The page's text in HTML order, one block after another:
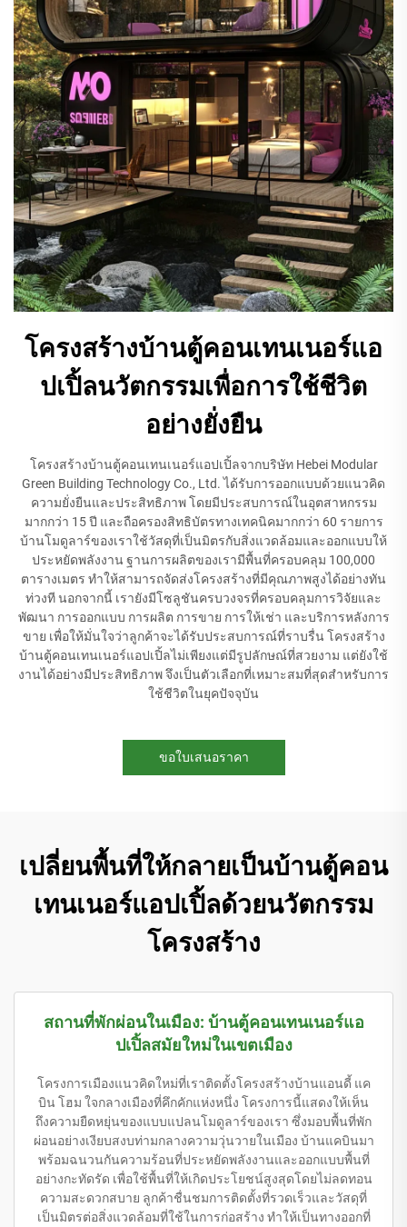
โครงสร้างบ้านตู้คอนเทนเนอร์แอ
ปเปิ้ลนวัตกรรมเพื่อการใช้ชีวิต
อย่างยั่งยืน
โครงสร้างบ้านตู้คอนเทนเนอร์แอปเปิ้ลจากบริษัท Hebei Modular
Green Building Technology Co., Ltd. ได้รับการออกแบบด้วยแนวคิด
ความยั่งยืนและประสิทธิภาพ โดยมีประสบการณ์ในอุตสาหกรรม
มากกว่า 15 ปี และถือครองสิทธิบัตรทางเทคนิคมากกว่า 60 รายการ
บ้านโมดูลาร์ของเราใช้วัสดุที่เป็นมิตรกับสิ่งแวดล้อมและออกแบบให้
ประหยัดพลังงาน ฐานการผลิตของเรามีพื้นที่ครอบคลุม 100,000
ตารางเมตร ทำให้สามารถจัดส่งโครงสร้างที่มีคุณภาพสูงได้อย่างทัน
ท่วงที นอกจากนี้ เรายังมีโซลูชันครบวงจรที่ครอบคลุมการวิจัยและ
พัฒนา การออกแบบ การผลิต การขาย การให้เช่า และบริการหลังการ
ขาย เพื่อให้มั่นใจว่าลูกค้าจะได้รับประสบการณ์ที่ราบรื่น โครงสร้าง
บ้านตู้คอนเทนเนอร์แอปเปิ้ลไม่เพียงแต่มีรูปลักษณ์ที่สวยงาม แต่ยังใช้
งานได้อย่างมีประสิทธิภาพ จึงเป็นตัวเลือกที่เหมาะสมที่สุดสำหรับการ
ใช้ชีวิตในยุคปัจจุบัน
ขอใบเสนอราคา
เปลี่ยนพื้นที่ให้กลายเป็นบ้านตู้คอน
เทนเนอร์แอปเปิ้ลด้วยนวัตกรรม
โครงสร้าง
สถานที่พักผ่อนในเมือง: บ้านตู้คอนเทนเนอร์แอ
ปเปิ้ลสมัยใหม่ในเขตเมือง
โครงการเมืองแนวคิดใหม่ที่เราติดตั้งโครงสร้างบ้านแอนดี้ แค
บิน โฮม ใจกลางเมืองที่คึกคักแห่งหนึ่ง โครงการนี้แสดงให้เห็น
ถึงความยืดหยุ่นของแบบแปลนโมดูลาร์ของเรา ซึ่งมอบพื้นที่พัก
ผ่อนอย่างเงียบสงบท่ามกลางความวุ่นวายในเมือง บ้านแคบินมา
พร้อมฉนวนกันความร้อนที่ประหยัดพลังงานและออกแบบพื้นที่
อย่างกะทัดรัด เพื่อใช้พื้นที่ให้เกิดประโยชน์สูงสุดโดยไม่ลดทอน
ความสะดวกสบาย ลูกค้าชื่นชมการติดตั้งที่รวดเร็วและวัสดุที่
เป็นมิตรต่อสิ่งแวดล้อมที่ใช้ในการก่อสร้าง ทำให้เป็นทางออกที่